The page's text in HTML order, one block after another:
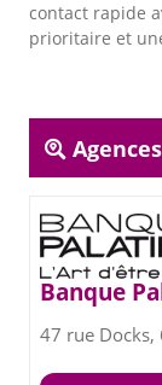
contact rapide
prioritaire et
Banque
47 rue Docks,